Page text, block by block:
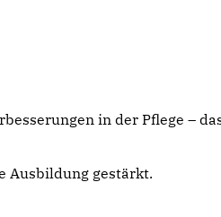
in der Pflege –
Ausbildung gestärkt.